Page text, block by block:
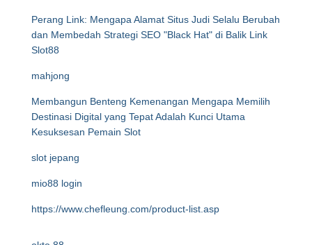
Perang Link: Mengapa Alamat Situs Judi Selalu Berubah
dan Membedah Strategi SEO "Black Hat" di Balik Link
Slot88
mahjong
Membangun Benteng Kemenangan Mengapa Memilih
Destinasi Digital yang Tepat Adalah Kunci Utama
Kesuksesan Pemain Slot
slot jepang
mio88 login
https://www.chefleung.com/product-list.asp